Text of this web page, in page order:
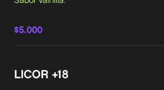
$5.000
LICOR +18